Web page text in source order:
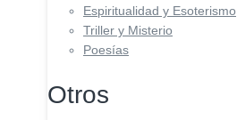
Espiritualidad y Esoterismo
Triller y Misterio
Poesías
Otros